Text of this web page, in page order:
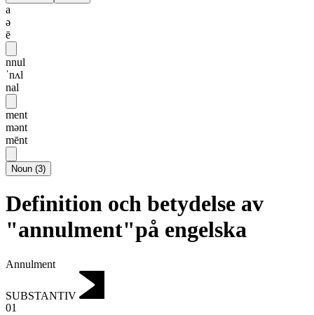
a
ə
ē
nnul
ˈnʌl
nal
ment
mənt
mēnt
Noun (3)
Definition och betydelse av
"annulment"på engelska
Annulment
SUBSTANTIV
01